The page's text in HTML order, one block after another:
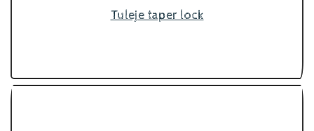
Tuleje taper lock